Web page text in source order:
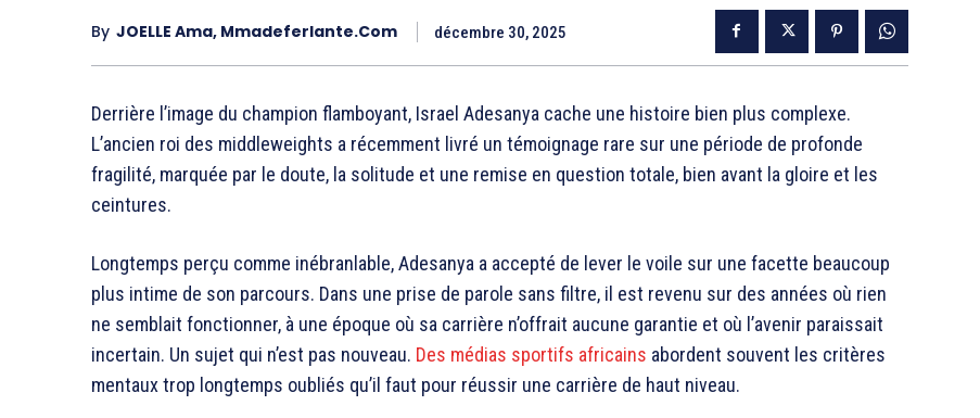
By JOELLE Ama, Mmadeferlante.com décembre 30, 2025
Derrière l’image du champion flamboyant, Israel Adesanya cache une histoire bien plus complexe.
L’ancien roi des middleweights a récemment livré un témoignage rare sur une période de profonde
fragilité, marquée par le doute, la solitude et une remise en question totale, bien avant la gloire et les
ceintures.
Longtemps perçu comme inébranlable, Adesanya a accepté de lever le voile sur une facette beaucoup
plus intime de son parcours. Dans une prise de parole sans filtre, il est revenu sur des années où rien
ne semblait fonctionner, à une époque où sa carrière n’offrait aucune garantie et où l’avenir paraissait
incertain. Un sujet qui n’est pas nouveau. Des médias sportifs africains abordent souvent les critères
mentaux trop longtemps oubliés qu’il faut pour réussir une carrière de haut niveau.